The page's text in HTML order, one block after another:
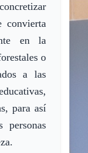
convierta
en la
o
a las
para así
personas